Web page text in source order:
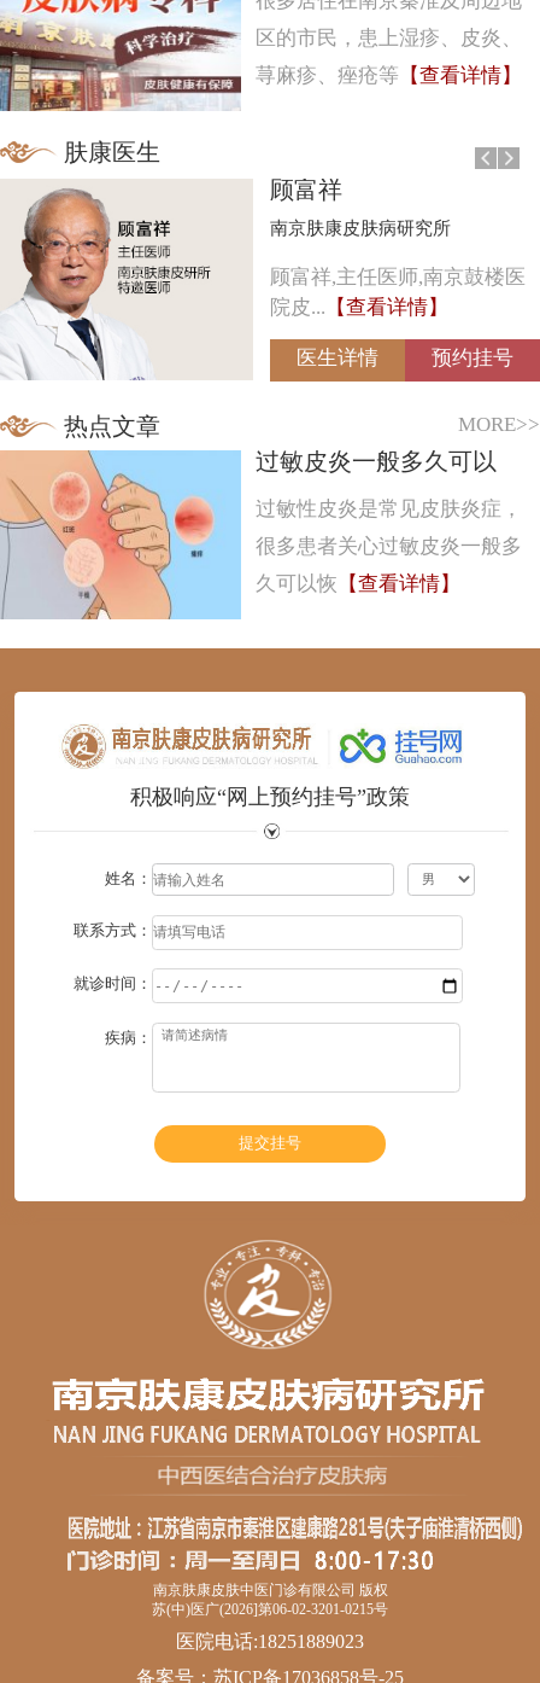
区的市民，患上湿疹、皮炎、
荨麻疹、痤疮等 【查看详情】
顾富祥
南京肤康皮肤病研究所
顾富祥,主任医师,南京鼓楼医
院皮... 【查看详情】
医生详情 预约挂号
肤康医生
热点文章 MORE>>
症，
般多
怎么确定是湿疹
湿疹是一种常见的慢
皮肤病，发病范围广
在各个年【查看详情
123456
积极响应“网上预约挂号”政策
姓名：
联系方式：
就诊时间：
疾病：
南京肤康皮肤中医门诊有限公司 版权
苏(中)医广(2026]第06-02-3201-0215号
医院电话:18251889023
备案号： 苏ICP备17036858号-25